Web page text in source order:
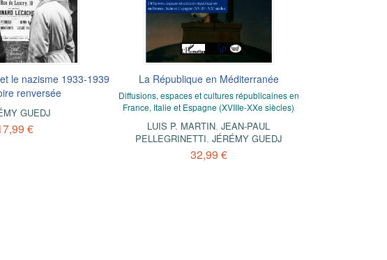
le nazisme 1933-1939
renversée
GUEDJ
€
La République en Méditerranée
Diffusions, espaces et cultures républicaines en
France, Italie et Espagne (XVIIIe-XXe siècles)
LUIS P. MARTIN,JEAN-PAUL
PELLEGRINETTI,JÉRÉMY GUEDJ
32,99 €